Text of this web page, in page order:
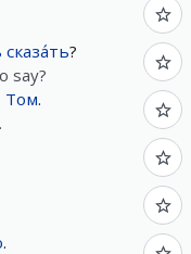
сказа́ть?
say?
Том.
.